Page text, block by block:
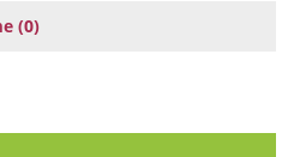
(0)